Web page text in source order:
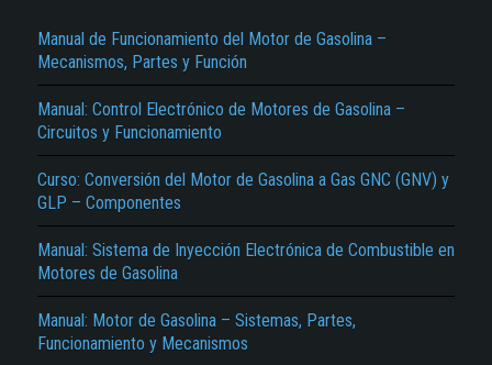
Manual de Funcionamiento del Motor de Gasolina –
Mecanismos, Partes y Función
Manual: Control Electrónico de Motores de Gasolina –
Circuitos y Funcionamiento
Curso: Conversión del Motor de Gasolina a Gas GNC (GNV) y
GLP – Componentes
Manual: Sistema de Inyección Electrónica de Combustible en
Motores de Gasolina
Manual: Motor de Gasolina – Sistemas, Partes,
Funcionamiento y Mecanismos
El Título es incorrecto según el contenido.
Texto o Imagen de portada son erróneos.
No carga o no se visualiza el contenido.
Reportar otro tipo de error...